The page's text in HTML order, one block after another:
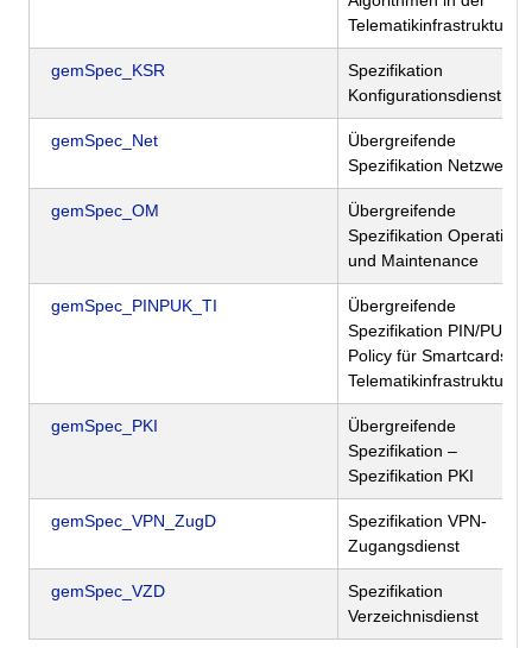
Telematikinfrastruktur
gemSpec_KSR
Spezifikation
Konfigurationsdienst
gemSpec_Net
Übergreifende
Spezifikation Netzwerk
gemSpec_OM
Übergreifende
Spezifikation Operations
und Maintenance
gemSpec_PINPUK_TI
Übergreifende
Spezifikation PIN/PUK-
Policy für Smartcards
Telematikinfrastruktur
gemSpec_PKI
Übergreifende
Spezifikation –
Spezifikation PKI
gemSpec_VPN_ZugD
Spezifikation VPN-
Zugangsdienst
gemSpec_VZD
Spezifikation
Verzeichnisdienst